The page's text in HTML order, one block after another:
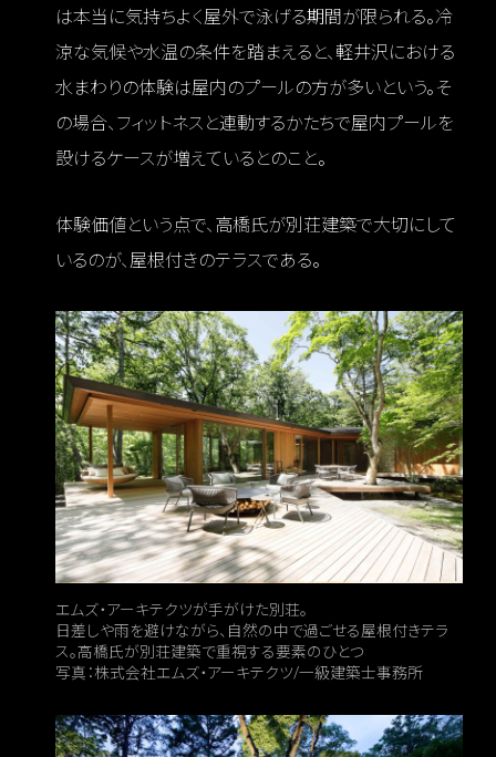
は本当に気持ちよく屋外で泳げる期間が限られる。冷
涼な気候や水温の条件を踏まえると、軽井沢における
水まわりの体験は屋内のプールの方が多いという。そ
の場合、フィットネスと連動するかたちで屋内プールを
設けるケースが増えているとのこと。
体験価値という点で、高橋氏が別荘建築で大切にして
いるのが、屋根付きのテラスである。
エムズ・アーキテクツが手がけた別荘。
日差しや雨を避けながら、自然の中で過ごせる屋根付きテラ
ス。高橋氏が別荘建築で重視する要素のひとつ
写真：株式会社エムズ・アーキテクツ/一級建築士事務所